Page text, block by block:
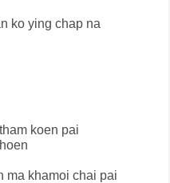
ko ying chap na
koen pai
ma khamoi chai pai